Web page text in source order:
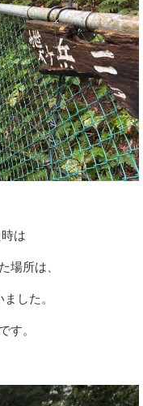
は
場所は、
した。
す。